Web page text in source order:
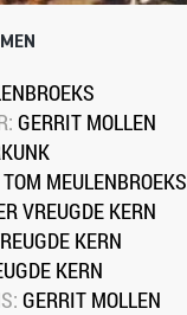
GERRIT MOLLEN
TOM MEULENBROEKS
VREUGDE KERN
KERN
KERN
GERRIT MOLLEN